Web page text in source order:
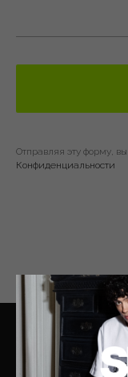
Отправляя эту форму,
Конфиденциальности